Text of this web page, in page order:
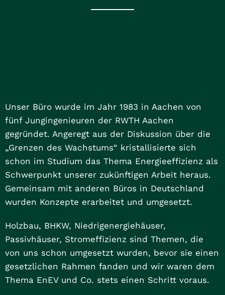
Unser Büro wurde im Jahr 1983 in Aachen von
fünf Jungingenieuren der RWTH Aachen
gegründet. Angeregt aus der Diskussion über die
„Grenzen des Wachstums“ kristallisierte sich
schon im Studium das Thema Energieeffizienz als
Schwerpunkt unserer zukünftigen Arbeit heraus.
Gemeinsam mit anderen Büros in Deutschland
wurden Konzepte erarbeitet und umgesetzt.
Holzbau, BHKW, Niedrigenergiehäuser,
Passivhäuser, Stromeffizienz sind Themen, die
von uns schon umgesetzt wurden, bevor sie einen
gesetzlichen Rahmen fanden und wir waren dem
Thema EnEV und Co. stets einen Schritt voraus.